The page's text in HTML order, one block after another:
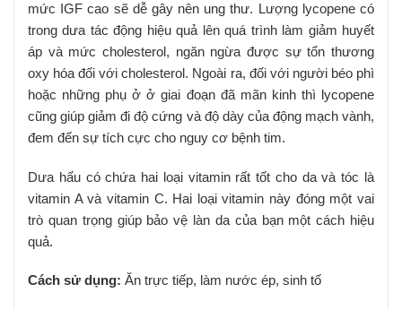
mức IGF cao sẽ dễ gây nên ung thư. Lượng lycopene có
trong dưa tác động hiệu quả lên quá trình làm giảm huyết
áp và mức cholesterol, ngăn ngừa được sự tổn thương
oxy hóa đối với cholesterol. Ngoài ra, đối với người béo phì
hoặc những phụ ở ở giai đoạn đã mãn kinh thì lycopene
cũng giúp giảm đi độ cứng và độ dày của động mạch vành,
đem đến sự tích cực cho nguy cơ bệnh tim.
Dưa hấu có chứa hai loại vitamin rất tốt cho da và tóc là
vitamin A và vitamin C. Hai loại vitamin này đóng một vai
trò quan trọng giúp bảo vệ làn da của bạn một cách hiệu
quả.
Cách sử dụng: Ăn trực tiếp, làm nước ép, sinh tố